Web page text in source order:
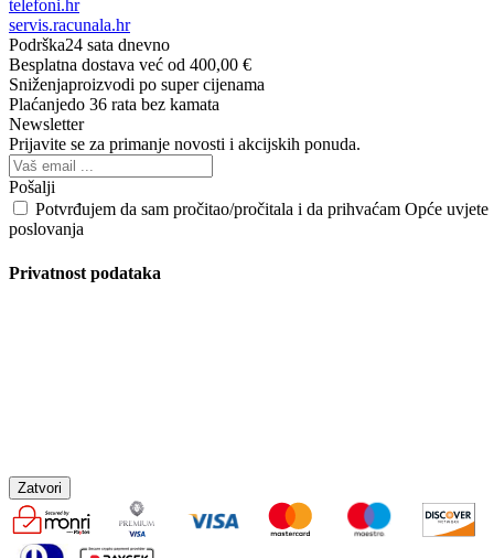
telefoni.hr
servis.racunala.hr
Podrška24 sata dnevno
Besplatna dostava već od 400,00 €
Sniženjaproizvodi po super cijenama
Plaćanjedo 36 rata bez kamata
Newsletter
Prijavite se za primanje novosti i akcijskih ponuda.
Pošalji
Potvrđujem da sam pročitao/pročitala i da prihvaćam Opće uvjete
poslovanja
Privatnost podataka
Zatvori